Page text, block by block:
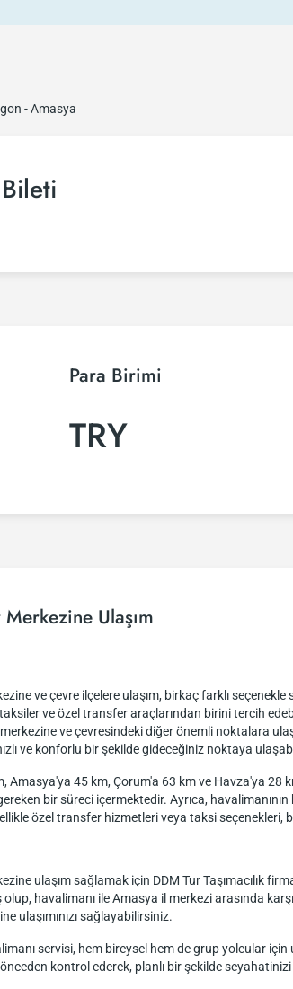
- Amasya
Para Birimi
TRY
Ulaşım
ve çevre ilçelere ulaşım, birkaç farklı
ve özel transfer araçlarından birini tercih
ve çevresindeki diğer önemli noktalara
ve konforlu bir şekilde gideceğiniz noktaya
Amasya'ya 45 km, Çorum'a 63 km ve Havza'ya 28
bir süreci içermektedir. Ayrıca,
özel transfer hizmetleri veya taksi seçenekleri,
ulaşım sağlamak için DDM Tur Taşımacılık
havalimanı ile Amasya il merkezi arasında
ulaşımınızı sağlayabilirsiniz.
servisi, hem bireysel hem de grup yolcular
kontrol ederek, planlı bir şekilde